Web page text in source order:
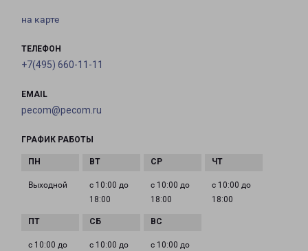
на карте
ТЕЛЕФОН
+7(495) 660-11-11
EMAIL
pecom@pecom.ru
ГРАФИК РАБОТЫ
Выходной
с 10:00 до
18:00
с 10:00 до
18:00
с 10:00 до
18:00
с 10:00 до
с 10:00 до
с 10:00 до